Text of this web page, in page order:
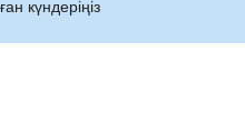
күндеріңіз